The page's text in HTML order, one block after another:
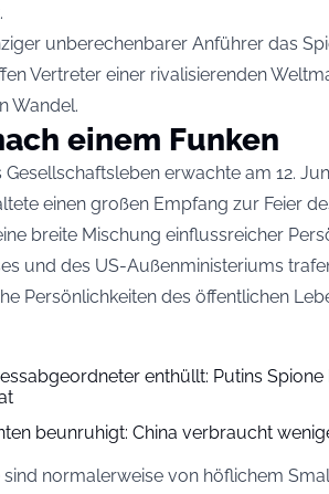
unberechenbarer Anführer das
Vertreter einer rivalisierenden
Wandel.
einem Funken
erwachte am 12.
einen großen Empfang zur Feier
breite Mischung einflussreicher
und des US-Außenministeriums
Persönlichkeiten des öffentlichen
enthüllt: Putins Spione
beunruhigt: China verbraucht
normalerweise von höflichem